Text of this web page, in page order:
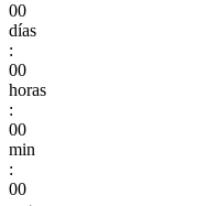
00
días
:
00
horas
:
00
min
:
00